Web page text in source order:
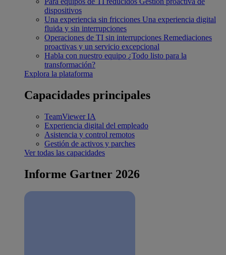
dispositivos
Una experiencia sin fricciones Una experiencia digital
fluida y sin interrupciones
Operaciones de TI sin interrupciones Remediaciones
proactivas y un servicio excepcional
Habla con nuestro equipo ¿Todo listo para la
transformación?
Explora la plataforma
Capacidades principales
TeamViewer IA
Experiencia digital del empleado
Asistencia y control remotos
Gestión de activos y parches
Ver todas las capacidades
Informe Gartner 2026